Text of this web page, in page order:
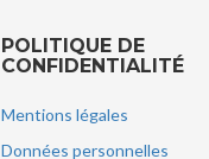
POLITIQUE DE
CONFIDENTIALITÉ
Mentions légales
Données personnelles